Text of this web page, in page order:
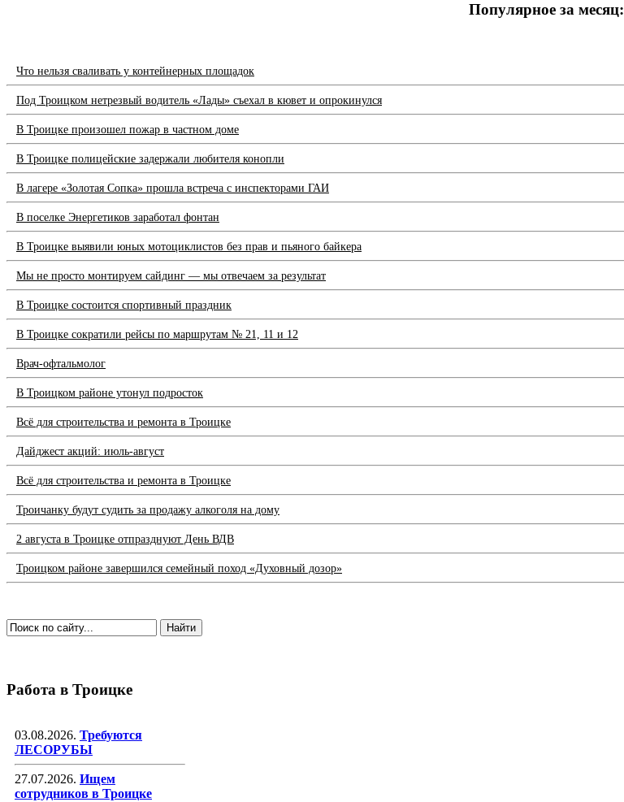
Популярное за месяц:
Что нельзя сваливать у контейнерных площадок
Под Троицком нетрезвый водитель «Лады» съехал в кювет и опрокинулся
В Троицке произошел пожар в частном доме
В Троицке полицейские задержали любителя конопли
В лагере «Золотая Сопка» прошла встреча с инспекторами ГАИ
В поселке Энергетиков заработал фонтан
В Троицке выявили юных мотоциклистов без прав и пьяного байкера
Мы не просто монтируем сайдинг — мы отвечаем за результат
В Троицке состоится спортивный праздник
В Троицке сократили рейсы по маршрутам № 21, 11 и 12
Врач-офтальмолог
В Троицком районе утонул подросток
Всё для строительства и ремонта в Троицке
Дайджест акций: июль-август
Всё для строительства и ремонта в Троицке
Троичанку будут судить за продажу алкоголя на дому
2 августа в Троицке отпразднуют День ВДВ
Троицком районе завершился семейный поход «Духовный дозор»
Работа в Троицке
03.08.2026. Требуются
ЛЕСОРУБЫ
27.07.2026. Ищем
сотрудников в Троицке